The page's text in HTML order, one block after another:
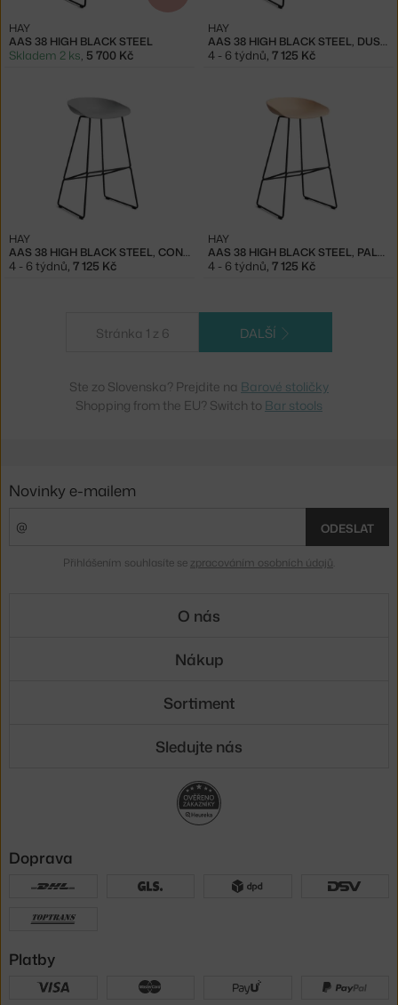
AAS 38 HIGH BLACK STEEL
HAY
Skladem 2 ks, 5 700 Kč
AAS 38 HIGH BLACK STEEL, DUSTY MINT
HAY
4 - 6 týdnů, 7 125 Kč
AAS 38 HIGH BLACK STEEL, CONCRETE GREY
HAY
4 - 6 týdnů, 7 125 Kč
AAS 38 HIGH BLACK STEEL, PALE PEACH
HAY
4 - 6 týdnů, 7 125 Kč
Stránka 1 z 6 DALŠÍ
Ste zo Slovenska? Prejdite na Barové stoličky
Shopping from the EU? Switch to Bar stools
Novinky e-mailem
ODESLAT
Přihlášením souhlasíte se zpracováním osobních údajů
O nás
Nákup
Sortiment
Sledujte nás
Doprava
Platby